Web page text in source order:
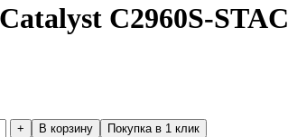
C2960S-
В корзину Покупка в 1 клик